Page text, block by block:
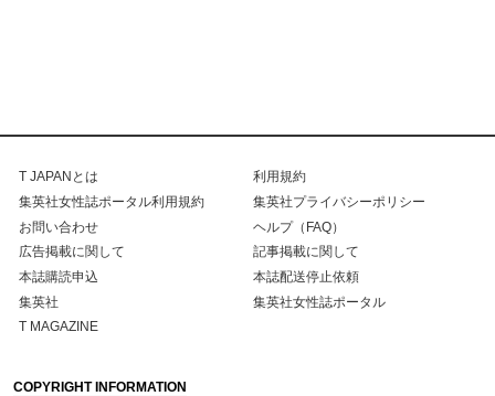
T JAPANとは
利用規約
集英社女性誌ポータル利用規約
集英社プライバシーポリシー
お問い合わせ
ヘルプ（FAQ）
広告掲載に関して
記事掲載に関して
本誌購読申込
本誌配送停止依頼
集英社
集英社女性誌ポータル
T MAGAZINE
COPYRIGHT INFORMATION